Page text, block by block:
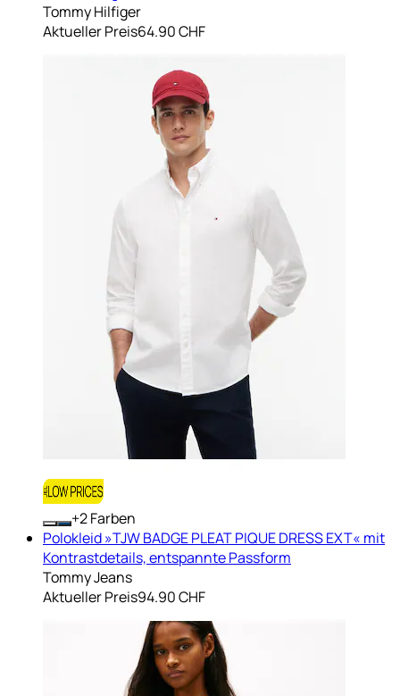
Tommy Hilfiger
Aktueller Preis64.90 CHF
+ Farben
Polokleid »TJW BADGE PLEAT PIQUE DRESS EXT« mit
Kontrastdetails, entspannte Passform
Tommy Jeans
Aktueller Preis94.90 CHF